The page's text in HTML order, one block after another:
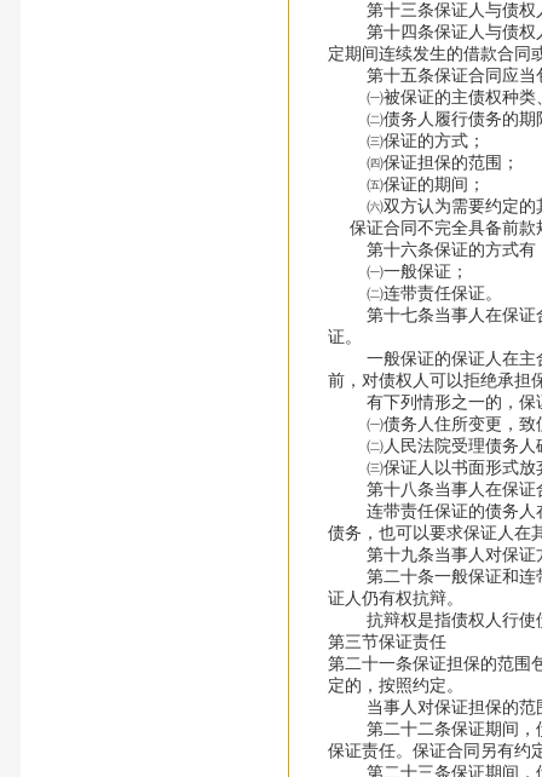
第十三条保证人与债权
第十四条保证人与债权人
定期间连续发生的借款合同
第十五条保证合同应当
㈠被保证的主债权种类
㈡债务人履行债务的期
㈢保证的方式；
㈣保证担保的范围；
㈤保证的期间；
㈥双方认为需要约定的
保证合同不完全具备前款
第十六条保证的方式有
㈠一般保证；
㈡连带责任保证。
第十七条当事人在保证合
证。
一般保证的保证人在主合
前，对债权人可以拒绝承担
有下列情形之一的，保
㈠债务人住所变更，致使
㈡人民法院受理债务人
㈢保证人以书面形式放
第十八条当事人在保证合
连带责任保证的债务人在
债务，也可以要求保证人在
第十九条当事人对保证方
第二十条一般保证和连带
证人仍有权抗辩。
抗辩权是指债权人行使债
第三节保证责任
第二十一条保证担保的范围
定的，按照约定。
当事人对保证担保的范围
第二十二条保证期间，债
保证责任。保证合同另有约
第二十三条保证期间，债